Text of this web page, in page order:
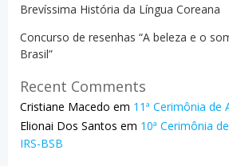
Brevíssima História da Língua Coreana
Concurso de resenhas “A beleza e o
Brasil”
Recent Comments
Cristiane Macedo em 11ª Cerimônia de
Elionai Dos Santos em 10ª Cerimônia
IRS-BSB